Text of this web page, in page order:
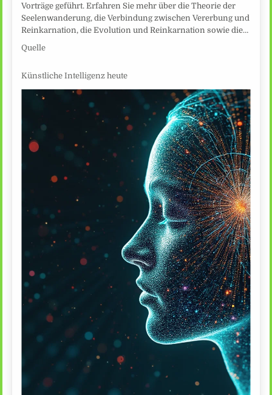
Vorträge geführt. Erfahren Sie mehr über die Theorie der
Seelenwanderung, die Verbindung zwischen Vererbung und
Reinkarnation, die Evolution und Reinkarnation sowie die…
Quelle
Künstliche Intelligenz heute